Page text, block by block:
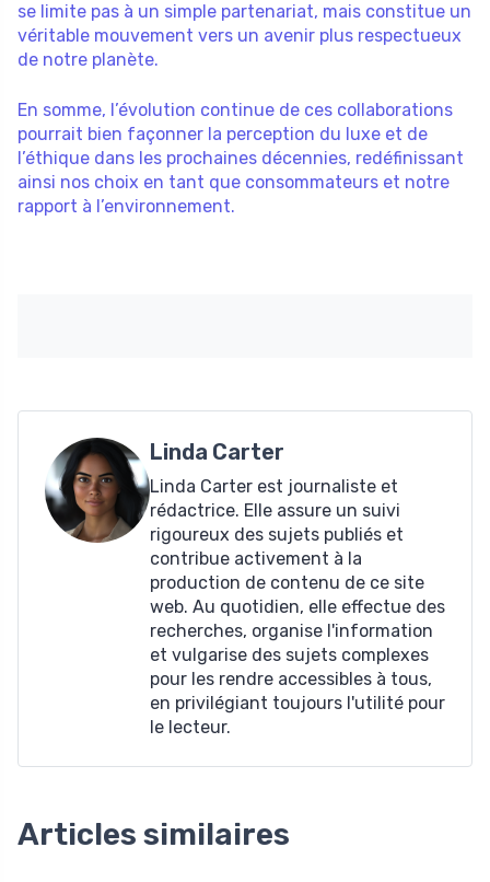
se limite pas à un simple partenariat, mais constitue un
véritable mouvement vers un avenir plus respectueux
de notre planète.
En somme, l’évolution continue de ces collaborations
pourrait bien façonner la perception du luxe et de
l’éthique dans les prochaines décennies, redéfinissant
ainsi nos choix en tant que consommateurs et notre
rapport à l’environnement.
Linda Carter
Linda Carter est journaliste et
rédactrice. Elle assure un suivi
rigoureux des sujets publiés et
contribue activement à la
production de contenu de ce site
web. Au quotidien, elle effectue des
recherches, organise l'information
et vulgarise des sujets complexes
pour les rendre accessibles à tous,
en privilégiant toujours l'utilité pour
le lecteur.
Articles similaires